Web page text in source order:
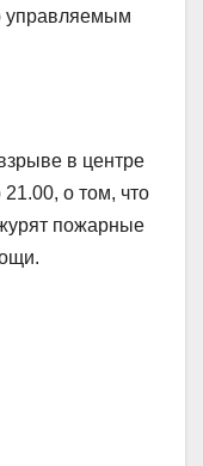
управляемым
в центре
о том, что
пожарные